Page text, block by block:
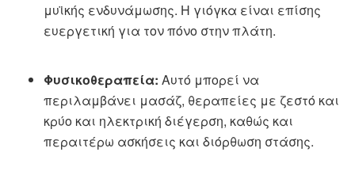
μυϊκής ενδυνάμωσης. Η γιόγκα είναι επίσης
ευεργετική για τον πόνο στην πλάτη.
Φυσικοθεραπεία: Αυτό μπορεί να
περιλαμβάνει μασάζ, θεραπείες με ζεστό και
κρύο και ηλεκτρική διέγερση, καθώς και
περαιτέρω ασκήσεις και διόρθωση στάσης.